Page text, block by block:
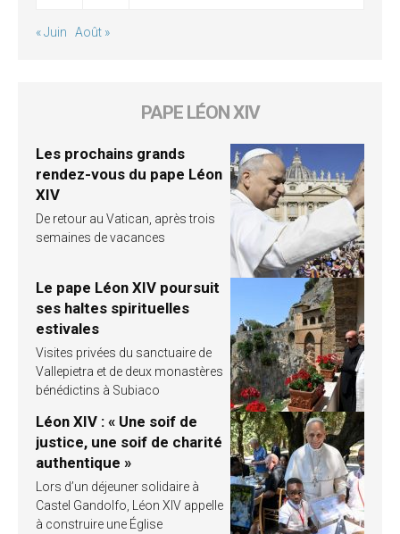
« Juin Août »
PAPE LÉON XIV
Les prochains grands
rendez-vous du pape Léon
XIV
De retour au Vatican, après trois
semaines de vacances
Le pape Léon XIV poursuit
ses haltes spirituelles
estivales
Visites privées du sanctuaire de
Vallepietra et de deux monastères
bénédictins à Subiaco
Léon XIV : « Une soif de
justice, une soif de charité
authentique »
Lors d’un déjeuner solidaire à
Castel Gandolfo, Léon XIV appelle
à construire une Église